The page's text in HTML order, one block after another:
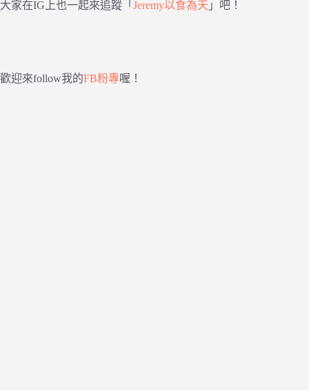
大家在IG上也一起來追蹤「 Jeremy以食為天 」吧！
歡迎來follow我的FB粉專喔！